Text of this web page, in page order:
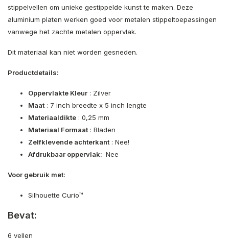
stippelvellen om unieke gestippelde kunst te maken. Deze
aluminium platen werken goed voor metalen stippeltoepassingen
vanwege het zachte metalen oppervlak.
Dit materiaal kan niet worden gesneden.
Productdetails:
Oppervlakte Kleur : Zilver
Maat : 7 inch breedte x 5 inch lengte
Materiaaldikte : 0,25 mm
Materiaal Formaat : Bladen
Zelfklevende achterkant : Nee!
Afdrukbaar oppervlak: Nee
Voor gebruik met:
Silhouette Curio™
Bevat:
6 vellen